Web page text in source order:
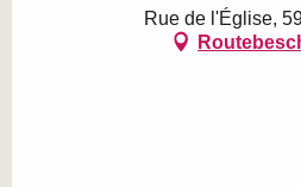
Rue de l'Église,